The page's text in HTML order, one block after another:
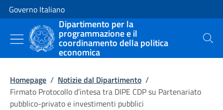
Vai al contenuto
Vai alla navigazione del sito
Governo Italiano
Dipartimento per la
programmazione e il
coordinamento della politica
economica
Cerca
Homepage / Notizie dal Dipartimento /
Firmato Protocollo d’intesa tra DIPE CDP su Partenariato
pubblico-privato e investimenti pubblici